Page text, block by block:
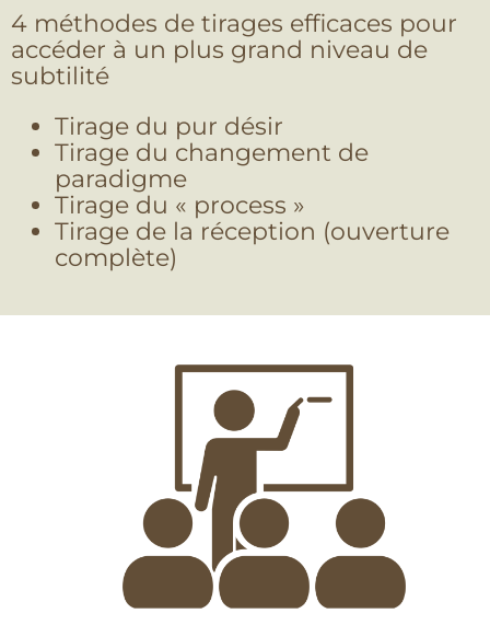
4 méthodes de tirages efficaces pour
accéder à un plus grand niveau de
subtilité
Tirage du pur désir
Tirage du changement de
paradigme
Tirage du « process »
Tirage de la réception (ouverture
complète)